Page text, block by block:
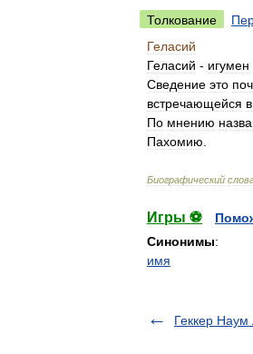
Толкование
Геласий
Геласий - игумен
Сведение это
встречающейся в
По мнению
Пахомию
Биографический
Игры ⚽
Синонимы:
имя
Геккер Наум